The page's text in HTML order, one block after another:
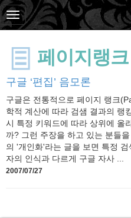
페이지랭크
구글 ‘편집’ 음모론
구글은 전통적으로 페이지 랭크
학적 계산에 따라 검샘 결과의 랭
시 특정 키워드에 따라 상위에 올
까? 그런 주장을 하고 있는 분들
의 '개인화'라는 글을 보면 특정
자의 인식과 다르게 구글 자사 ...
2007/07/27